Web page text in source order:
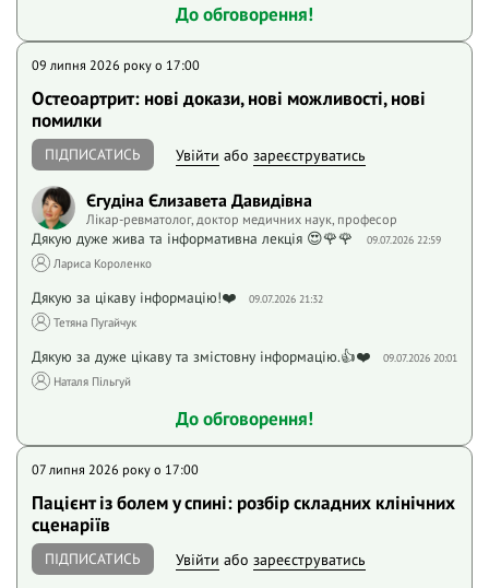
До обговорення!
09 липня 2026 року o 17:00
Остеоартрит: нові докази, нові можливості, нові
помилки
ПІДПИСАТИСЬ Увійти або зареєструватись
Єгудіна Єлизавета Давидівна
Лікар-ревматолог, доктор медичних наук, професор
Дякую дуже жива та інформативна лекція 😍🌹🌹 09.07.2026 22:59
Лариса Короленко
Дякую за цікаву інформацію!❤️ 09.07.2026 21:32
Тетяна Пугайчук
Дякую за дуже цікаву та змістовну інформацію.👍❤️ 09.07.2026 20:01
Наталя Пільгуй
До обговорення!
07 липня 2026 року o 17:00
Пацієнт із болем у спині: розбір складних клінічних
сценаріїв
ПІДПИСАТИСЬ Увійти або зареєструватись